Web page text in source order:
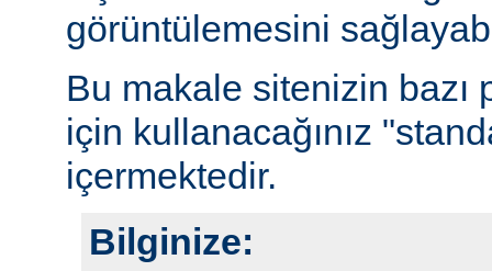
görüntülemesini
Bu makale sitenizin bazı
için kullanacağınız
içermektedir.
Bilginize: